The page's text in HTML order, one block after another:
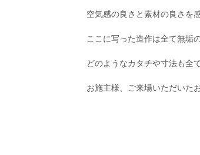
空気感の良さと素材の良さを
ここに写った造作は全て無垢
どのようなカタチや寸法も全
お施主様、ご来場いただいた